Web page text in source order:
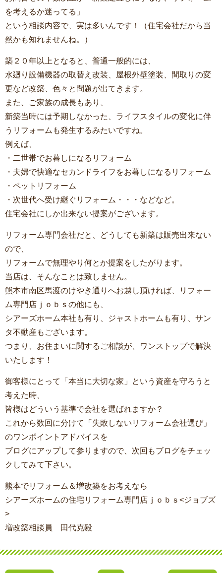
を考えるか迷ってる」
という相談内容で、実は多いんです！（住宅会社だから当
然かも知れませんね。）
築２０年以上となると、普通一般的には、
水廻り設備機器の取替え改装、屋根外壁塗装、間取りの変
更など改築、色々と問題が出てきます。
また、ご家族の成長もあり、
新築当時には予期しなかった、ライフスタイルの変化に伴
うリフォームも発生するみたいですね。
例えば、
・二世帯でお暮しになるリフォーム
・夫婦で快適なセカンドライフをお暮しになるリフォーム
・ペットリフォーム
・次世代へ受け継ぐリフォーム・・・などなど。
住宅会社にしか出来ない提案がございます。
リフォーム専門会社だと、どうしても新築は販売出来ない
ので、
リフォームで無理やり何とか提案をしたがります。
当店は、そんなことは致しません。
熊本市南区馬渡のけやき通りへお越し頂ければ、リフォー
ム専門店ｊｏｂｓの他にも、
シアーズホーム本社も有り、ジャストホームも有り、サン
タ不動産もございます。
つまり、お住まいに関するご相談が、ワンストップで解決
いたします！
御客様にとって「本当に大切な家」という資産を守ろうと
考えた時、
皆様はどういう基準で会社を選ばれますか？
これから数回に分けて「失敗しないリフォーム会社選び」
のワンポイントアドバイスを
ブログにアップして参りますので、次回もブログをチェッ
クしてみて下さい。
熊本でリフォーム＆増改築をお考えなら
シアーズホームの住宅リフォーム専門店ｊｏｂｓ<ジョブズ
>
増改築相談員 田代克毅